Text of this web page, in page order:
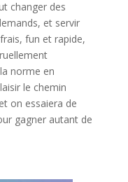
changer des
et servir
fun et rapide,
norme en
le chemin
on essaiera de
gagner autant de